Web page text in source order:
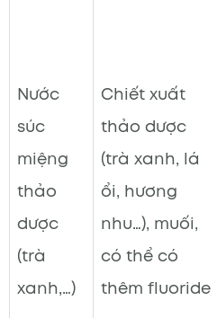
Nước
súc
miệng
thảo
dược
(trà
xanh,…)
Chiết xuất
thảo dược
(trà xanh, lá
ổi, hương
nhu…), muối,
có thể có
thêm fluoride